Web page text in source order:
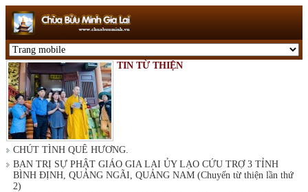
TIN TỪ THIỆN
CHÚT TÌNH QUÊ HƯƠNG.
BAN TRỊ SỰ PHẬT GIÁO GIA LAI ỦY LẠO CỨU TRỢ 3 TỈNH
BÌNH ĐỊNH, QUẢNG NGÃI, QUẢNG NAM (Chuyến từ thiện lần thứ
2)